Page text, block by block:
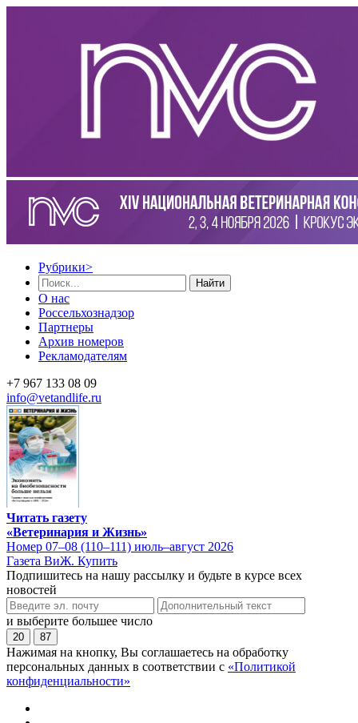
Рубрики>
Найти
О нас
Россельхознадзор
Партнеры
Архив номеров
Рекламодателям
+7 967 133 08 09
info@vetandlife.ru
Читать газету
«Ветеринария и Жизнь»
Номер 07–08 (110–111) июль–август 2026
Газета ВиЖ. Купить
Подпишитесь на нашу рассылку и будьте в курсе всех
новостей
и выберите большее число
20 87
Нажимая на кнопку, Вы соглашаетесь на обработку
персональных данных в соответствии с «Политикой
конфиденциальности»